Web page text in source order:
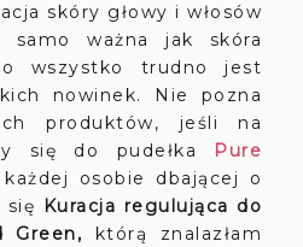
głowy i włosów
ważna jak skóra
wszystko trudno jest
nowinek. Nie pozna
produktów, jeśli na
się do pudełka
Pure
osobie dbającej o
się
Kuracja regulująca do
Green,
którą znalazłam